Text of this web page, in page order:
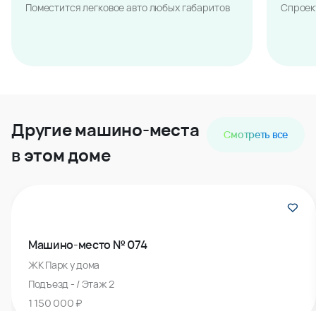
Поместится легковое авто любых габаритов
Другие машино-места
в этом доме
Смотреть все
Машино-место № 074
ЖК Парк у дома
Подъезд - / Этаж 2
1 150 000 ₽